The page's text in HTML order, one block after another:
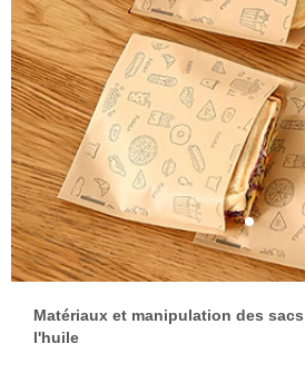
Matériaux et manipulation des
l'huile